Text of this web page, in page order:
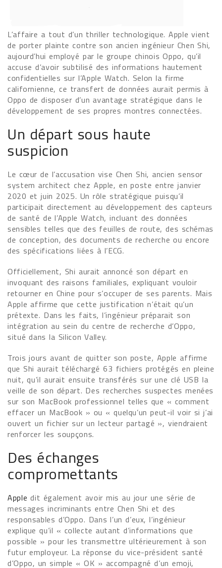
L’affaire a tout d’un thriller technologique. Apple vient
de porter plainte contre son ancien ingénieur Chen Shi,
aujourd’hui employé par le groupe chinois Oppo, qu’il
accuse d’avoir subtilisé des informations hautement
confidentielles sur l’Apple Watch. Selon la firme
californienne, ce transfert de données aurait permis à
Oppo de disposer d’un avantage stratégique dans le
développement de ses propres montres connectées.
Un départ sous haute
suspicion
Le cœur de l’accusation vise Chen Shi, ancien sensor
system architect chez Apple, en poste entre janvier
2020 et juin 2025. Un rôle stratégique puisqu’il
participait directement au développement des capteurs
de santé de l’Apple Watch, incluant des données
sensibles telles que des feuilles de route, des schémas
de conception, des documents de recherche ou encore
des spécifications liées à l’ECG.
Officiellement, Shi aurait annoncé son départ en
invoquant des raisons familiales, expliquant vouloir
retourner en Chine pour s’occuper de ses parents. Mais
Apple affirme que cette justification n’était qu’un
prétexte. Dans les faits, l’ingénieur préparait son
intégration au sein du centre de recherche d’Oppo,
situé dans la Silicon Valley.
Trois jours avant de quitter son poste, Apple affirme
que Shi aurait téléchargé 63 fichiers protégés en pleine
nuit, qu’il aurait ensuite transférés sur une clé USB la
veille de son départ. Des recherches suspectes menées
sur son MacBook professionnel telles que « comment
effacer un MacBook » ou « quelqu’un peut-il voir si j’ai
ouvert un fichier sur un lecteur partagé », viendraient
renforcer les soupçons.
Des échanges
compromettants
Apple dit également avoir mis au jour une série de
messages incriminants entre Chen Shi et des
responsables d’Oppo. Dans l’un d’eux, l’ingénieur
explique qu’il « collecte autant d’informations que
possible » pour les transmettre ultérieurement à son
futur employeur. La réponse du vice-président santé
d’Oppo, un simple « OK » accompagné d’un emoji,